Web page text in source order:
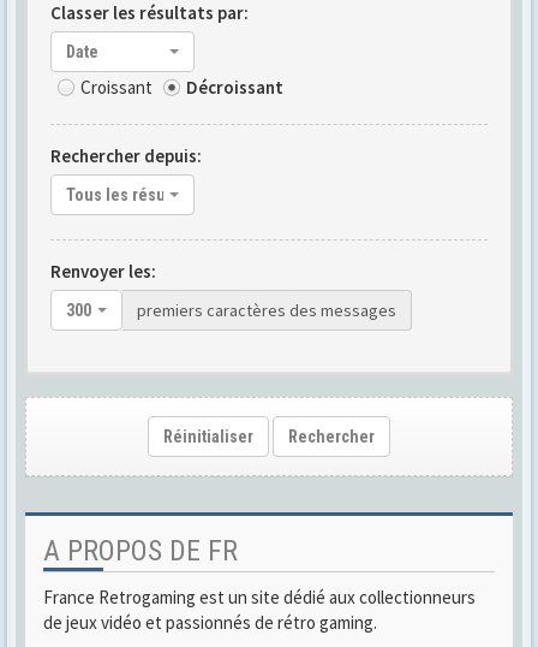
Classer les résultats par:
Date
Croissant Décroissant
Rechercher depuis:
Tous les résultats
Renvoyer les:
300 premiers caractères des messages
Réinitialiser Rechercher
A PROPOS DE FR
France Retrogaming est un site dédié aux collectionneurs
de jeux vidéo et passionnés de rétro gaming.